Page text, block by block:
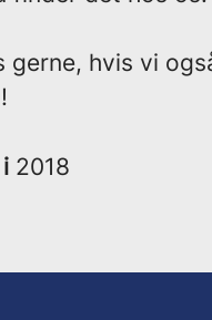
gerne, hvis vi
2018